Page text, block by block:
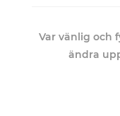
Var vänlig och
ändra